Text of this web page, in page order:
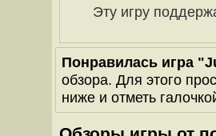
Эту игру
Понравилась игра
обзора. Для этого
ниже и отметь